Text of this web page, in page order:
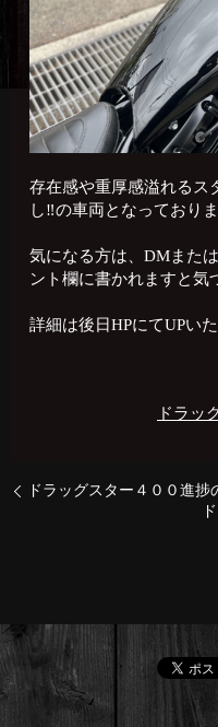
存在感や重厚感溢れるス
し‼️の車両となっておりま
気になる方は、DMまた
ント欄に書かれますと気
詳細は後日HPにてUPいた
ドラッ
ドラッグスター４００進